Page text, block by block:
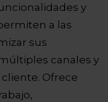
y
a las
sus
canales y
Ofrece